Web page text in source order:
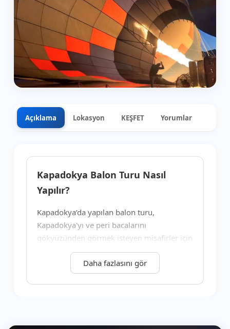
Açıklama Lokasyon KEŞFET Yorumlar
Kapadokya Balon Turu Nasıl
Yapılır?
Kapadokya’da yapılan balon turu,
Kapadokya'yı ve peri bacalarını
gökyüzünden görmek isteyen misafirler için
yapılmaktadır. Kapadokya Balon Turlarında
aynı zamanda birçok doğal ve tarihi alan ile
Kapadokya Vadilerini görme fırsatı
Kapadokya ve Kapadokya Balon Turizmi
Daha fazlasını gör